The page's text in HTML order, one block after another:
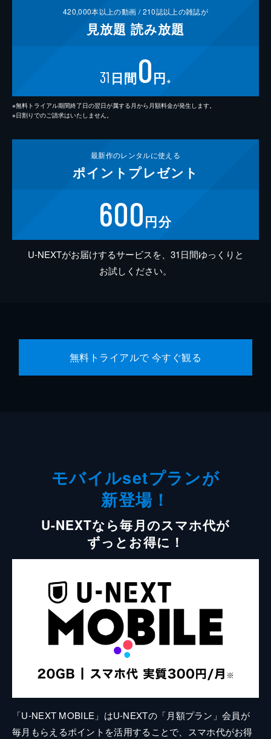
420,000本以上の動画 /210誌以上の雑誌が
見放題 読み放題
31 日間0円 ※
※無料トライアル期間終了日の翌日が属する月から月額料金が発生します。
※日割りでのご請求はいたしません。
最新作のレンタルに使える
ポイント プレゼント
600円分
U-NEXTがお届けするサービスを、31日間ゆっくりと
お試しください。
無料トライアルで 今すぐ観る
モバイルsetプランが
新登場！
U-NEXTなら毎月のスマホ代が
ずっとお得に！
「U-NEXT MOBILE」はU-NEXTの「月額プラン」会員が
毎月もらえるポイントを活用することで、スマホ代がお得